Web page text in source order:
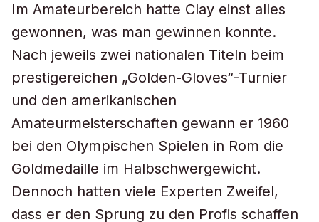
Im Amateurbereich hatte Clay einst alles
gewonnen, was man gewinnen konnte.
Nach jeweils zwei nationalen Titeln beim
prestigereichen „Golden-Gloves“-Turnier
und den amerikanischen
Amateurmeisterschaften gewann er 1960
bei den Olympischen Spielen in Rom die
Goldmedaille im Halbschwergewicht.
Dennoch hatten viele Experten Zweifel,
dass er den Sprung zu den Profis schaffen